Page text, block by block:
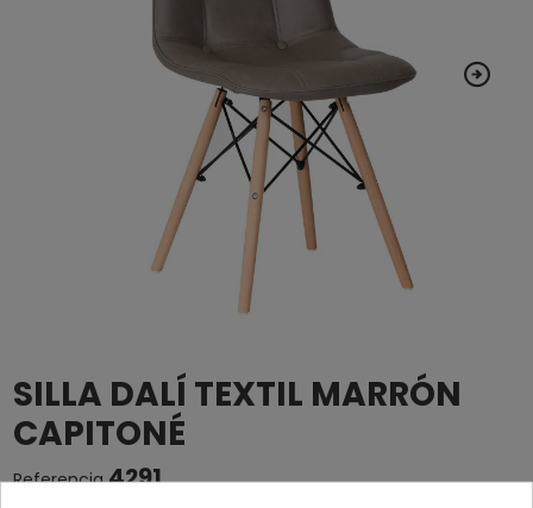
SILLA DALÍ TEXTIL MARRÓN
CAPITONÉ
Referencia 4291